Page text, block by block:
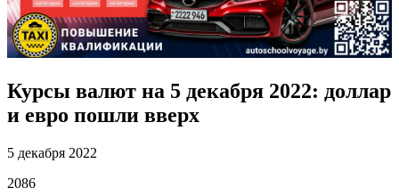
Курсы валют на 5 декабря 2022: доллар
и евро пошли вверх
5 декабря 2022
2086